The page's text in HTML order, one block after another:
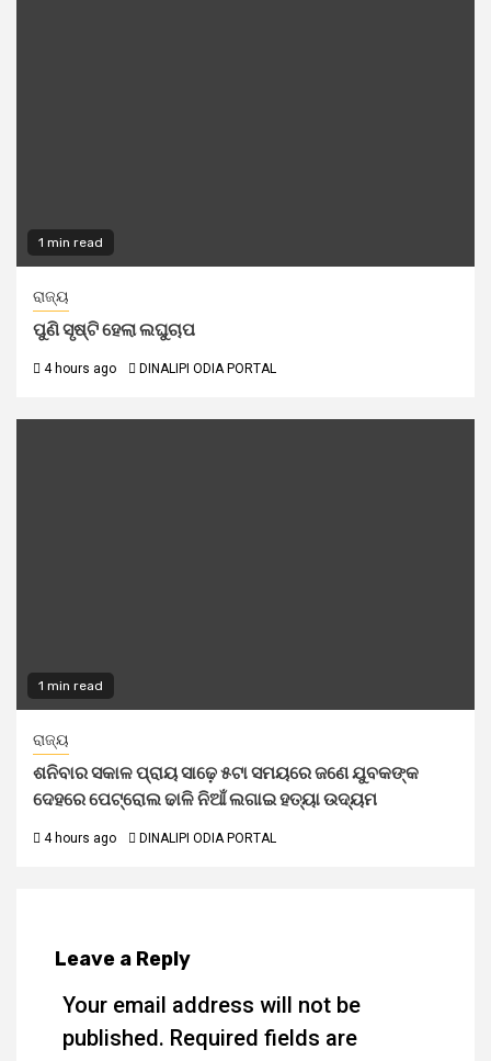
1 min read
ରାଜ୍ୟ
ପୁଣି ସୃଷ୍ଟି ହେଲା ଲଘୁଚାପ
4 hours ago DINALIPI ODIA PORTAL
1 min read
ରାଜ୍ୟ
ଶନିବାର ସକାଳ ପ୍ରାୟ ସାଢ଼େ ୫ଟା ସମୟରେ ଜଣେ ଯୁବକଙ୍କ
ଦେହରେ ପେଟ୍ରୋଲ ଢାଳି ନିଆଁ ଲଗାଇ ହତ୍ୟା ଉଦ୍ୟମ
4 hours ago DINALIPI ODIA PORTAL
Leave a Reply
Your email address will not be
published. Required fields are